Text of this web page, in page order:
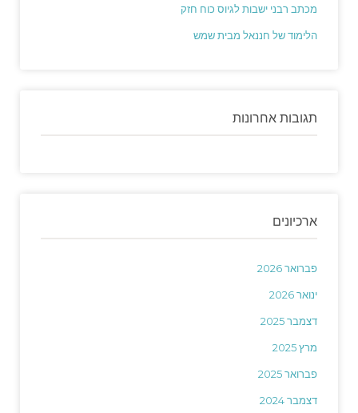
מכתב רבני ישבות לגיוס כוח חזק
הלימוד של חננאל מבית שמש
תגובות אחרונות
ארכיונים
פברואר 2026
ינואר 2026
דצמבר 2025
מרץ 2025
פברואר 2025
דצמבר 2024